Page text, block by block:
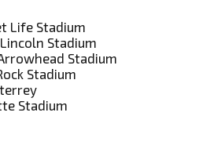
Life Stadium
Stadium
Stadium
Stadium
Stadium